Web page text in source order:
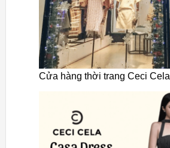
Cửa hàng thời trang Ceci Cela